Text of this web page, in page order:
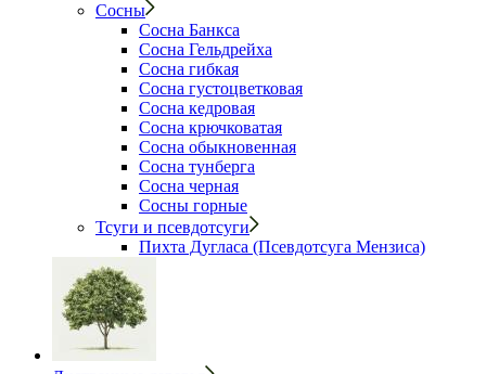
Сосны
Сосна Банкса
Сосна Гельдрейха
Сосна гибкая
Сосна густоцветковая
Сосна кедровая
Сосна крючковатая
Сосна обыкновенная
Сосна тунберга
Сосна черная
Сосны горные
Тсуги и псевдотсуги
Пихта Дугласа (Псевдотсуга Мензиса)